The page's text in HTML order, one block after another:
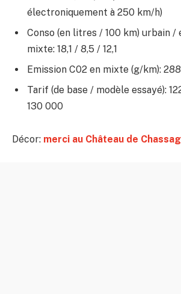
électroniquement à 250 km/h)
Conso (en litres / 100 km) urbain
mixte: 18,1 / 8,5 / 12,1
Emission C02 en mixte (g/km):
Tarif (de base / modèle essayé):
130 000
Décor: merci au Château de